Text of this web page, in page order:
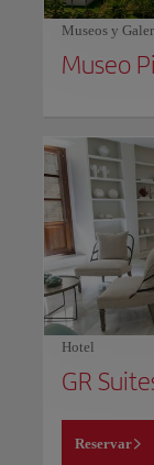
Museos y
Hotel
GR
Reservar